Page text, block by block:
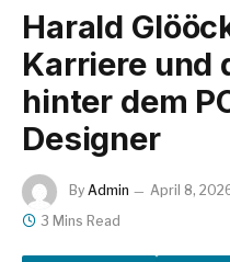
Harald
Karriere und
hinter dem
Designer
By Admin April 8,
3 Mins Read